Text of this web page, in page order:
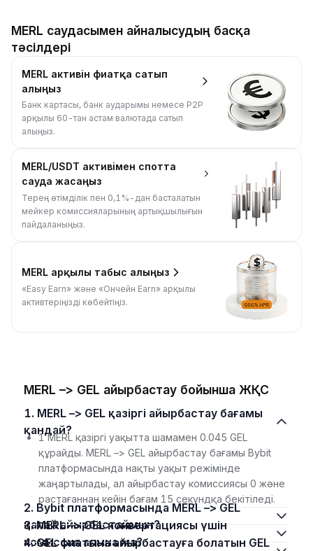
MERL саудасымен айналысудың басқа
тәсілдері
MERL активін фиатқа сатып
алыңыз
Банк картасы, банк аударымы немесе P2P
арқылы 60-тан астам валютада сатып
алыңыз.
MERL/USDT активімен спотта
сауда жасаңыз
Терең өтімділік пен 0,1%-дан басталатын
мейкер комиссияларының артықшылығын
пайдаланыңыз.
MERL арқылы табыс алыңыз
«Easy Earn» және «Ончейн Earn» арқылы
активтеріңізді көбейтіңіз.
MERL –> GEL айырбастау бойынша ЖҚС
1. MERL –> GEL қазіргі айырбастау бағамы
қандай?
1 MERL қазіргі уақытта шамамен 0.045 GEL
құрайды. MERL –> GEL айырбастау бағамы Bybit
платформасында нақты уақыт режімінде
жаңартылады, ал айырбастау комиссиясы 0 және
растағаннан кейін бағам 15 секундқа бекітіледі.
2. Bybit платформасында MERL –> GEL
қалай айырбастаймын?
3. MERL –> GEL конвертациясы үшін
комиссия алына ма?
4. GEL фиатына айырбастауға болатын GEL